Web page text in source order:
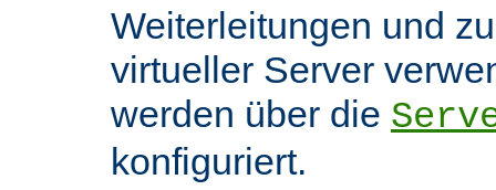
Weiterleitungen und
virtueller Server
werden über die
konfiguriert.